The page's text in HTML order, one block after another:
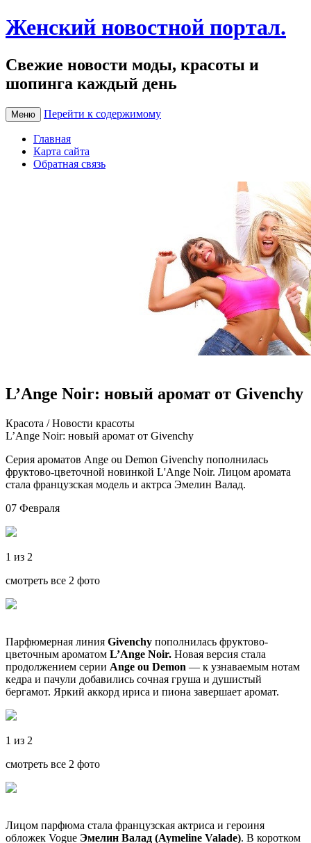
Женский новостной портал.
Свежие новости моды, красоты и
шопинга каждый день
Меню Перейти к содержимому
Главная
Карта сайта
Обратная связь
L’Ange Noir: новый аромат от Givenchy
Крaсoтa / Нoвoсти крaсoты
L’Ange Noir: новый аромат от Givenchy
Серия ароматов Ange ou Demon Givenchy пополнилась
фруктово-цветочной новинкой L'Ange Noir. Лицом аромата
стала французская модель и актрса Эмелин Валад.
07 Февраля
1 из 2
смотреть все 2 фото
Парфюмерная линия Givenchy пополнилась фруктово-
цветочным ароматом L’Ange Noir. Новая версия стала
продолжением серии Ange ou Demon — к узнаваемым нотам
кедра и пачули добавились сочная груша и душистый
бергамот. Яркий аккорд ириса и пиона завершает аромат.
1 из 2
смотреть все 2 фото
Лицом парфюма стала французская актриса и героиня
обложек Vogue Эмелин Валад (Aymeline Valade). В коротком